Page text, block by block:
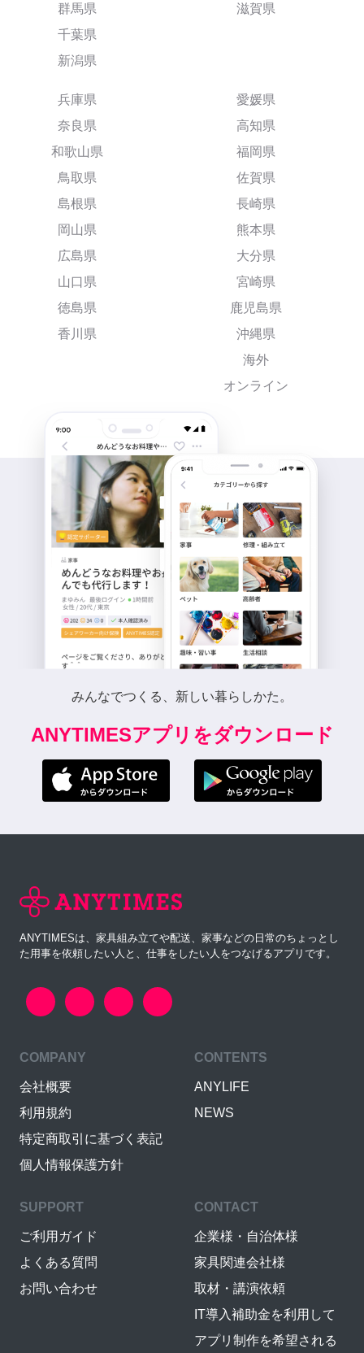
群馬県
千葉県
新潟県
滋賀県
兵庫県
奈良県
和歌山県
鳥取県
島根県
岡山県
広島県
山口県
徳島県
香川県
愛媛県
高知県
福岡県
佐賀県
長崎県
熊本県
大分県
宮崎県
鹿児島県
沖縄県
海外
オンライン
みんなでつくる、新しい暮らしかた。
ANYTIMESアプリをダウンロード
ANYTIMESは、家具組み立てや配送、家事などの日常のちょっとし
た用事を依頼したい人と、仕事をしたい人をつなげるアプリです。
COMPANY
会社概要
利用規約
特定商取引に基づく表記
個人情報保護方針
CONTENTS
ANYLIFE
NEWS
SUPPORT
ご利用ガイド
よくある質問
お問い合わせ
CONTACT
企業様・自治体様
家具関連会社様
取材・講演依頼
IT導入補助金を利用して
アプリ制作を希望される